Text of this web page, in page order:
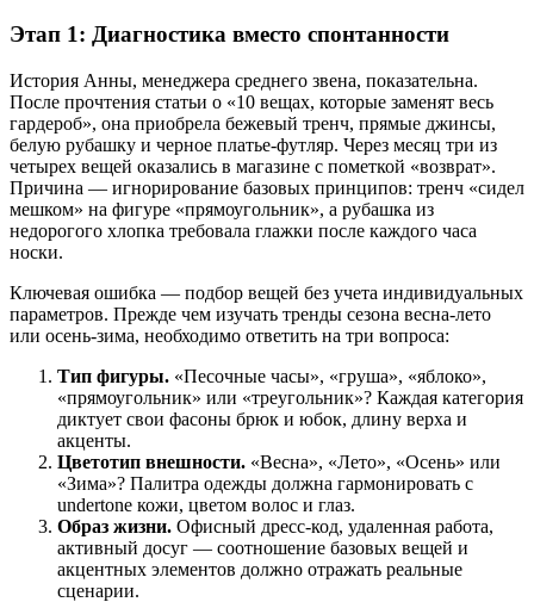
Этап 1: Диагностика вместо спонтанности
История Анны, менеджера среднего звена, показательна.
После прочтения статьи о «10 вещах, которые заменят весь
гардероб», она приобрела бежевый тренч, прямые джинсы,
белую рубашку и черное платье-футляр. Через месяц три из
четырех вещей оказались в магазине с пометкой «возврат».
Причина — игнорирование базовых принципов: тренч «сидел
мешком» на фигуре «прямоугольник», а рубашка из
недорогого хлопка требовала глажки после каждого часа
носки.
Ключевая ошибка — подбор вещей без учета индивидуальных
параметров. Прежде чем изучать тренды сезона весна-лето
или осень-зима, необходимо ответить на три вопроса:
Тип фигуры. «Песочные часы», «груша», «яблоко»,
«прямоугольник» или «треугольник»? Каждая категория
диктует свои фасоны брюк и юбок, длину верха и
акценты.
Цветотип внешности. «Весна», «Лето», «Осень» или
«Зима»? Палитра одежды должна гармонировать с
undertone кожи, цветом волос и глаз.
Образ жизни. Офисный дресс-код, удаленная работа,
активный досуг — соотношение базовых вещей и
акцентных элементов должно отражать реальные
сценарии.